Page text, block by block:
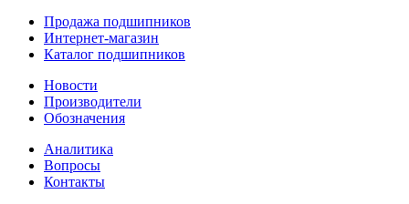
Продажа подшипников
Интернет-магазин
Каталог подшипников
Новости
Производители
Обозначения
Аналитика
Вопросы
Контакты